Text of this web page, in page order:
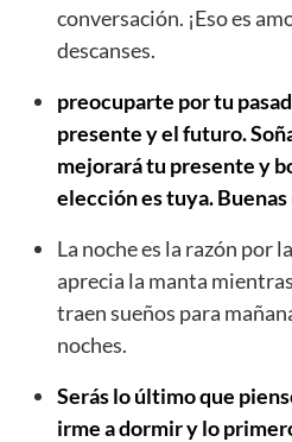
conversación. ¡Eso es
descanses.
preocuparte por tu
presente y el futuro.
mejorará tu presente y
elección es tuya. Buenas
La noche es la razón por
aprecia la manta
traen sueños para
noches.
Serás lo último que
irme a dormir y lo